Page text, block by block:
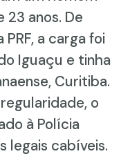
23 anos. De
a carga foi
Iguaçu e tinha
Curitiba.
o
à Polícia
legais cabíveis.